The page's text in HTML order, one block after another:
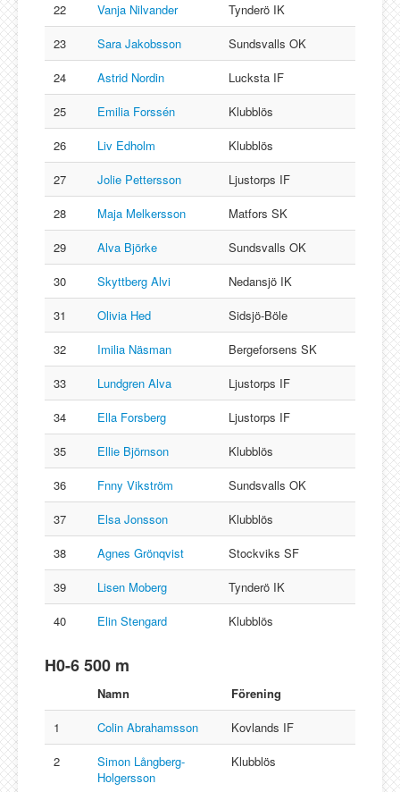
22
Vanja Nilvander
Tynderö IK
23
Sara Jakobsson
Sundsvalls OK
24
Astrid Nordin
Lucksta IF
25
Emilia Forssén
Klubblös
26
Liv Edholm
Klubblös
27
Jolie Pettersson
Ljustorps IF
28
Maja Melkersson
Matfors SK
29
Alva Björke
Sundsvalls OK
30
Skyttberg Alvi
Nedansjö IK
31
Olivia Hed
Sidsjö-Böle
32
Imilia Näsman
Bergeforsens SK
33
Lundgren Alva
Ljustorps IF
34
Ella Forsberg
Ljustorps IF
35
Ellie Björnson
Klubblös
36
Fnny Vikström
Sundsvalls OK
37
Elsa Jonsson
Klubblös
38
Agnes Grönqvist
Stockviks SF
39
Lisen Moberg
Tynderö IK
40
Elin Stengard Klubblös
H0-6 500 m
Namn
Förening
1
Colin Abrahamsson
Kovlands IF
2
Simon Långberg-
Holgersson
Klubblös